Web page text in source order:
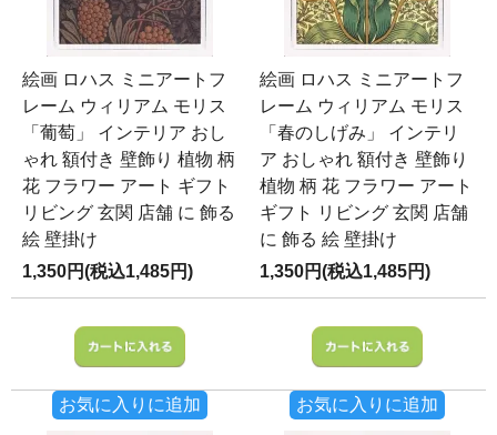
絵画 ロハス ミニアートフ
レーム ウィリアム モリス
「葡萄」 インテリア おし
ゃれ 額付き 壁飾り 植物 柄
花 フラワー アート ギフト
リビング 玄関 店舗 に 飾る
絵 壁掛け
1,350円(税込1,485円)
お気に入りに追加
絵画 ロハス ミニアートフ
レーム ウィリアム モリス
「春のしげみ」 インテリ
ア おしゃれ 額付き 壁飾り
植物 柄 花 フラワー アート
ギフト リビング 玄関 店舗
に 飾る 絵 壁掛け
1,350円(税込1,485円)
お気に入りに追加